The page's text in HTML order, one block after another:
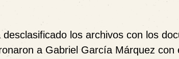
desclasificado los archivos con los
a Gabriel García Márquez